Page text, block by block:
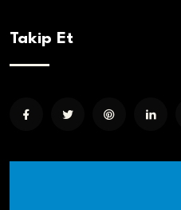
Takip Et